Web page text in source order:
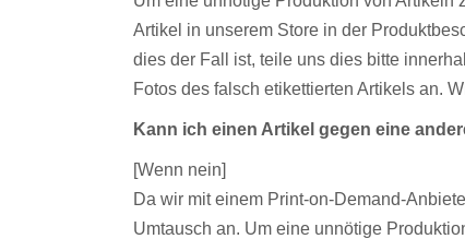
Artikel in unserem Store in der
dies der Fall ist, teile uns dies bitte
Fotos des falsch etikettierten Artikels an.
Kann ich einen Artikel gegen eine
[Wenn nein]
Da wir mit einem Print-on-Demand-
Umtausch an. Um eine unnötige